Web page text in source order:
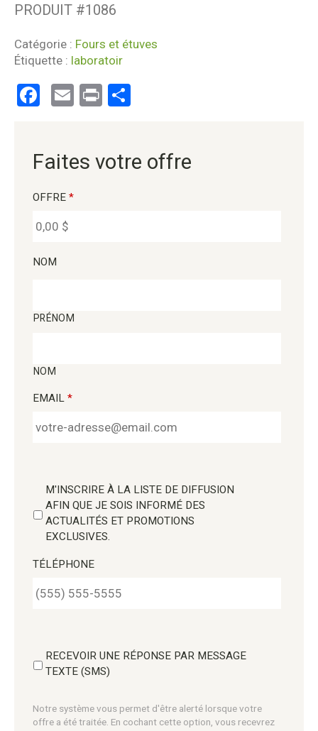
PRODUIT #1086
Catégorie : Fours et étuves
Étiquette : laboratoir
Facebook
Email
Print
Faites votre offre
OFFRE *
NOM
PRÉNOM
NOM
EMAIL *
M'INSCRIRE À LA LISTE DE DIFFUSION
AFIN QUE JE SOIS INFORMÉ DES
ACTUALITÉS ET PROMOTIONS
EXCLUSIVES.
TÉLÉPHONE
RECEVOIR UNE RÉPONSE PAR MESSAGE
TEXTE (SMS)
Notre système vous permet d'être alerté lorsque votre
offre a été traitée. En cochant cette option, vous recevrez